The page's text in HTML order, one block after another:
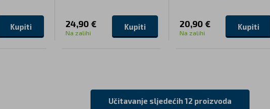
Kupiti 24,90 €
Na zalihi
Kupiti 20,90 €
Na zalihi
Kupiti
Učitavanje sljedećih 12 proizvoda